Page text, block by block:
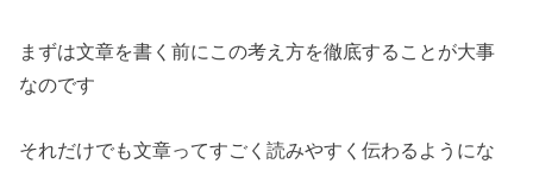
まずは文章を書く前にこの考え方を徹底することが大事
なのです
それだけでも文章ってすごく読みやすく伝わるようにな